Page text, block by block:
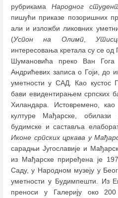
рубрикамаНародног
пишући приказе позоришних
али и изложби ликовних
(Успон на Олимп,
интересовања кретала су се
Шумановића преко Ван
Андрићевих записа о Гоји, до
уметности у САД. Као кустос
бави евидентирањем српских
Хиландара. Истовремено, као
културе Мађарске, обилази
будимске и саставља
Иконе српских цркава у
сарадњи Југославије и
из Мађарске приређена је
Саду, у Народном музеју у
уметности у Будимпешти. Из
преноси у Галерију око